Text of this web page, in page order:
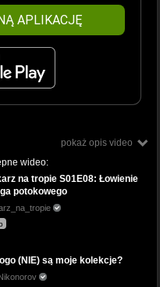
APLIKACJĘ
pokaż opis video
wideo:
na tropie S01E08: Łowienie
potokowego
(NIE) są moje kolekcje?